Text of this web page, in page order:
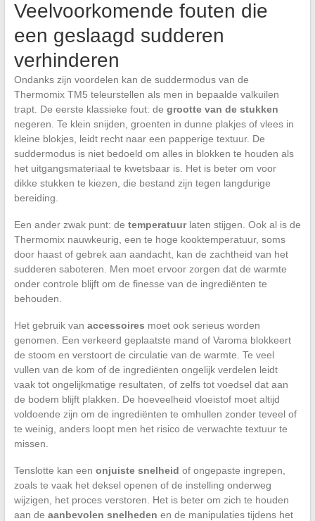
Veelvoorkomende fouten die
een geslaagd sudderen
verhinderen
Ondanks zijn voordelen kan de suddermodus van de
Thermomix TM5 teleurstellen als men in bepaalde valkuilen
trapt. De eerste klassieke fout: de grootte van de stukken
negeren. Te klein snijden, groenten in dunne plakjes of vlees in
kleine blokjes, leidt recht naar een papperige textuur. De
suddermodus is niet bedoeld om alles in blokken te houden als
het uitgangsmateriaal te kwetsbaar is. Het is beter om voor
dikke stukken te kiezen, die bestand zijn tegen langdurige
bereiding.
Een ander zwak punt: de temperatuurlaten stijgen. Ook al is de
Thermomix nauwkeurig, een te hoge kooktemperatuur, soms
door haast of gebrek aan aandacht, kan de zachtheid van het
sudderen saboteren. Men moet ervoor zorgen dat de warmte
onder controle blijft om de finesse van de ingrediënten te
behouden.
Het gebruik van accessoires moet ook serieus worden
genomen. Een verkeerd geplaatste mand of Varoma blokkeert
de stoom en verstoort de circulatie van de warmte. Te veel
vullen van de kom of de ingrediënten ongelijk verdelen leidt
vaak tot ongelijkmatige resultaten, of zelfs tot voedsel dat aan
de bodem blijft plakken. De hoeveelheid vloeistof moet altijd
voldoende zijn om de ingrediënten te omhullen zonder teveel of
te weinig, anders loopt men het risico de verwachte textuur te
missen.
Tenslotte kan een onjuiste snelheid of ongepaste ingrepen,
zoals te vaak het deksel openen of de instelling onderweg
wijzigen, het proces verstoren. Het is beter om zich te houden
aan de aanbevolen snelheden en de manipulaties tijdens het